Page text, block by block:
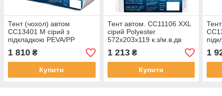
Тент (чохол) автом
CC13401 M сірий з
підкладкою PEVA/PP
1 810 ₴
Купити
Тент автом. CC11106 XXL
сірий Polyester
572х203х119 к.з/м.в.дв
1 213₴
Купити
1